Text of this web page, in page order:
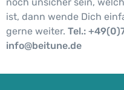
ist, dann wende Dich
gerne weiter. Tel.:
info@beitune.de